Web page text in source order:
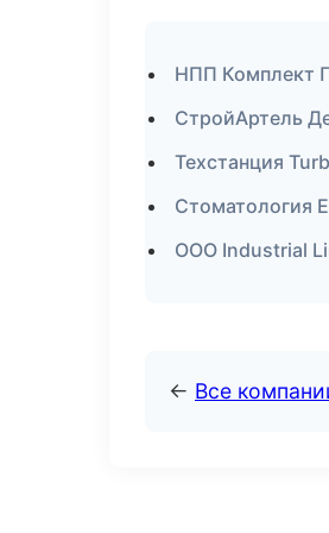
НПП Комплект
СтройАртель
Техстанция
Стоматология
ООО Industrial
← Все